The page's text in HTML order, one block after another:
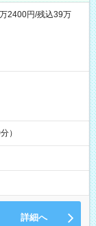
2400円/残込39万
）
詳細へ